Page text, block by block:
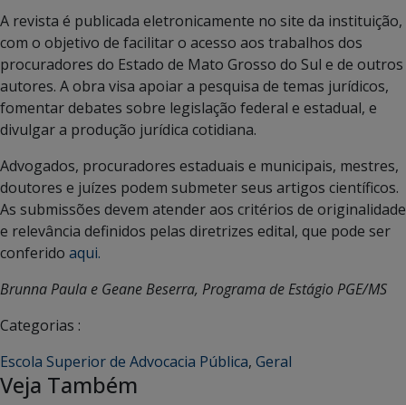
A revista é publicada eletronicamente no site da instituição,
com o objetivo de facilitar o acesso aos trabalhos dos
procuradores do Estado de Mato Grosso do Sul e de outros
autores. A obra visa apoiar a pesquisa de temas jurídicos,
fomentar debates sobre legislação federal e estadual, e
divulgar a produção jurídica cotidiana.
Advogados, procuradores estaduais e municipais, mestres,
doutores e juízes podem submeter seus artigos científicos.
As submissões devem atender aos critérios de originalidade
e relevância definidos pelas diretrizes edital, que pode ser
conferido aqui.
Brunna Paula e Geane Beserra, Programa de Estágio PGE/MS
Categorias :
Escola Superior de Advocacia Pública, Geral
Veja Também